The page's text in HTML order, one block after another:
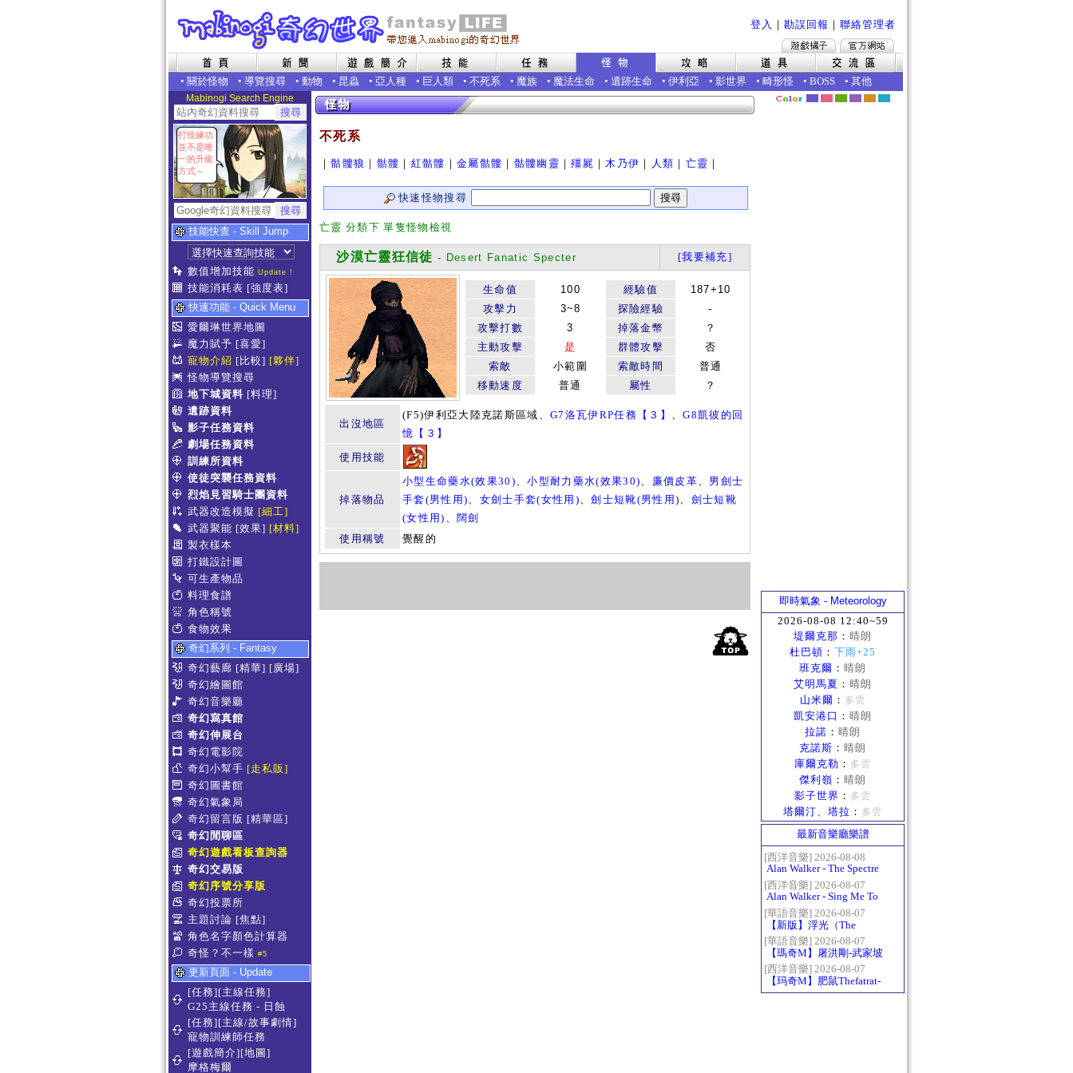
登入 ｜ 勘誤回報 ｜ 聯絡管理者
• 關於怪物 • 導覽搜尋 • 動物 • 昆蟲 • 亞人種 • 巨人類 • 不死系 • 魔族 • 魔法生命 • 遺跡生命 • 伊利亞 • 影世界 • 畸形怪 • BOSS • 其他
Mabinogi Search Engine
打怪練功
並不是唯
一的升級
方式～
技能快查 - Skill Jump
數值增加技能 Update !
技能消耗表 [強度表]
快速功能 - Quick Menu
愛爾琳世界地圖
魔力賦予 [喜愛]
寵物介紹 [比較] [夥伴]
怪物導覽搜尋
地下城資料 [料理]
遺跡資料
影子任務資料
劇場任務資料
訓練所資料
使徒突襲任務資料
烈焰見習騎士團資料
武器改造模擬 [細工]
武器聚能 [效果] [材料]
製衣樣本
打鐵設計圖
可生產物品
料理食譜
角色稱號
食物效果
奇幻系列 - Fantasy
奇幻藝廊 [精華] [廣場]
奇幻繪圖館
奇幻音樂廳
奇幻寫真館
奇幻伸展台
奇幻電影院
奇幻小幫手 [走私販]
奇幻圖書館
奇幻氣象局
奇幻留言版 [精華區]
奇幻閒聊區
奇幻遊戲看板查詢器
奇幻交易版
奇幻序號分享版
奇幻投票所
主題討論 [焦點]
角色名字顏色計算器
奇怪？不一樣 #5
更新頁面 - Update
[任務][主線任務]
G25主線任務 - 日蝕
[任務][主線/故事劇情]
寵物訓練師任務
[遊戲簡介][地圖]
摩格梅爾
不死系
｜骷髏狼 ｜ 骷髏 ｜ 紅骷髏 ｜金屬骷髏 ｜ 骷髏幽靈 ｜殭屍 ｜木乃伊 ｜ 人類 ｜ 亡靈 ｜
快速怪物搜尋
亡靈 分類下 單隻怪物檢視
沙漠亡靈狂信徒 - Desert Fanatic Specter [我要補充]
生命值 100 經驗值
187+10
攻擊力
3~8 探險經驗
-
攻擊打數
3 掉落金幣
？
主動攻擊
是 群體攻擊
否
索敵
小範圍 索敵時間
普通
移動速度
普通 屬性 ？
出沒地區
(F5)伊利亞大陸克諾斯區域、 G7洛瓦伊RP任務【３】 、G8凱彼的回
憶【３】
使用技能
掉落物品
小型生命藥水(效果30)、小型耐力藥水(效果30)、 廉價皮革、 男劍士
手套(男性用)、 女劍士手套(女性用)、劍士短靴(男性用)、 劍士短靴
(女性用) 、 闊劍
使用稱號
覺醒的
即時氣象 - Meteorology
2026-08-08 12:40~59
堤爾克那 ： 晴朗
杜巴頓 ： 下雨+25
班克爾 ： 晴朗
艾明馬夏 ： 晴朗
山米爾 ： 多雲
凱安港口 ： 晴朗
拉諾 ： 晴朗
克諾斯 ： 晴朗
庫爾克勒 ： 多雲
傑利嶺 ： 晴朗
影子世界 ： 多雲
塔爾汀、塔拉 ： 多雲
最新音樂廳樂譜
[西洋音樂] 2026-08-08
Alan Walker - The Spectre
[西洋音樂] 2026-08-07
Alan Walker - Sing Me To
Sleep
[華語音樂] 2026-08-07
【新版】浮光（The
History）：六和弦
[華語音樂] 2026-08-07
【瑪奇M】屠洪剛-武家坡
2021
[西洋音樂] 2026-08-07
【玛奇M】肥鼠Thefatrat-
Monody